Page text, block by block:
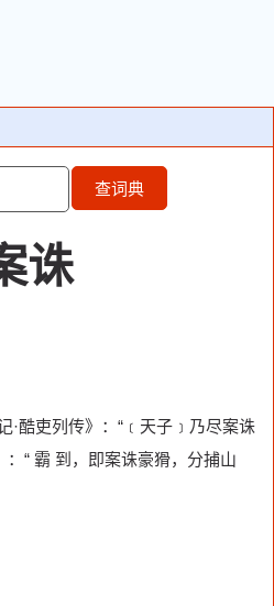
查词典
诛
·酷吏列传》：“﹝天子﹞乃尽案诛
：“ 霸 到，即案诛豪猾，分捕山